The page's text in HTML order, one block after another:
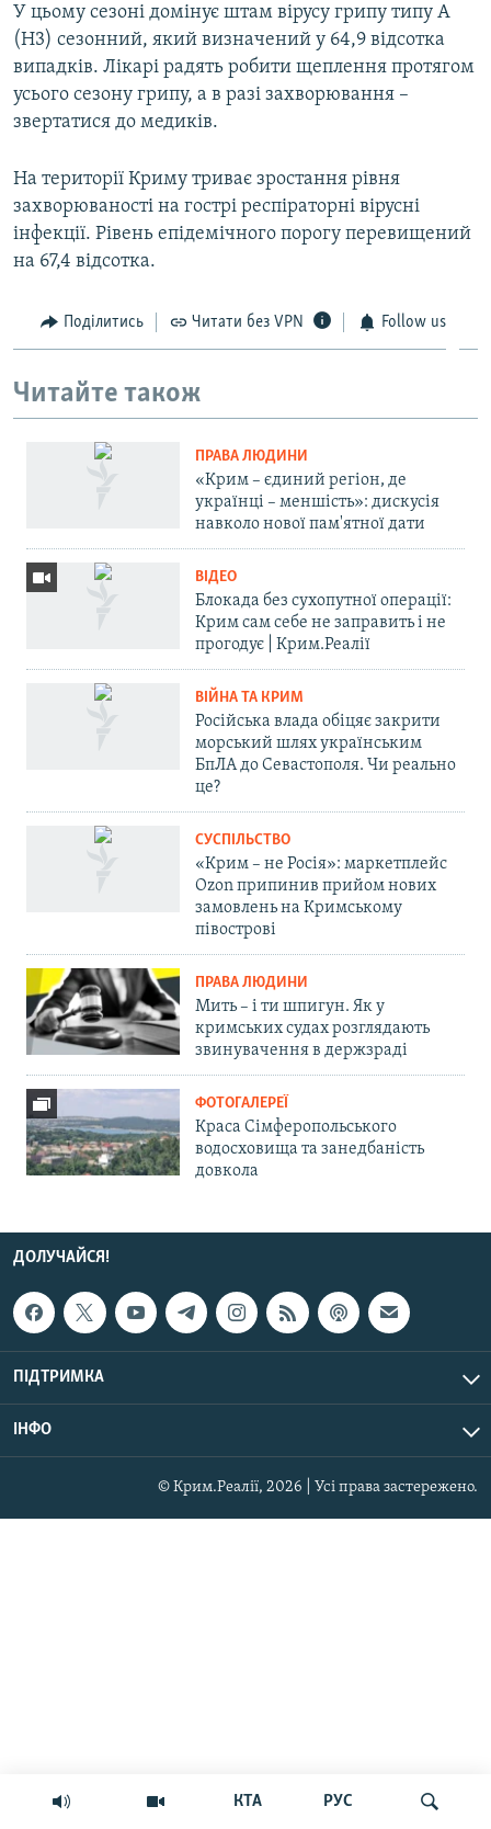
КТА РУС
У цьому сезоні домінує штам вірусу грипу типу А
(H3) сезонний, який визначений у 64,9 відсотка
випадків. Лікарі радять робити щеплення протягом
усього сезону грипу, а в разі захворювання –
звертатися до медиків.
На території Криму триває зростання рівня
захворюваності на гострі респіраторні вірусні
інфекції. Рівень епідемічного порогу перевищений
на 67,4 відсотка.
Поділитись Читати без VPN Follow us
Читайте також
ПРАВА ЛЮДИНИ
«Крим – єдиний регіон, де
українці – меншість»: дискусія
навколо нової пам'ятної дати
ВІДЕО
Блокада без сухопутної операції:
Крим сам себе не заправить і не
прогодує | Крим.Реалії
ВІЙНА ТА КРИМ
Російська влада обіцяє закрити
морський шлях українським
БпЛА до Севастополя. Чи реально
це?
СУСПІЛЬСТВО
«Крим – не Росія»: маркетплейс
Ozon припинив прийом нових
замовлень на Кримському
півострові
ПРАВА ЛЮДИНИ
Мить – і ти шпигун. Як у
кримських судах розглядають
звинувачення в держзраді
ФОТОГАЛЕРЕЇ
Краса Сімферопольського
водосховища та занедбаність
довкола
ДОЛУЧАЙСЯ!
ПІДТРИМКА
ІНФО
© Крим.Реалії, 2026 | Усі права застережено.